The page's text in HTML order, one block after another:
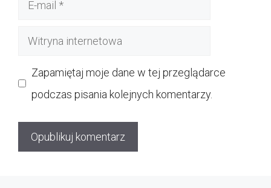
Witryna
Zapamiętaj moje dane w tej przeglądarce
podczas pisania kolejnych komentarzy.